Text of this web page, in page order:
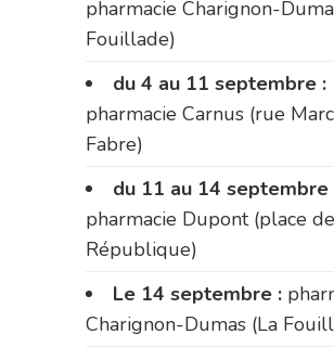
pharmacie Charignon-
Fouillade)
du 4 au 11 septembre :
pharmacie Carnus (rue
Fabre)
du 11 au 14 septembre
pharmacie Dupont (place
République)
Le 14 septembre :
Charignon-Dumas (La